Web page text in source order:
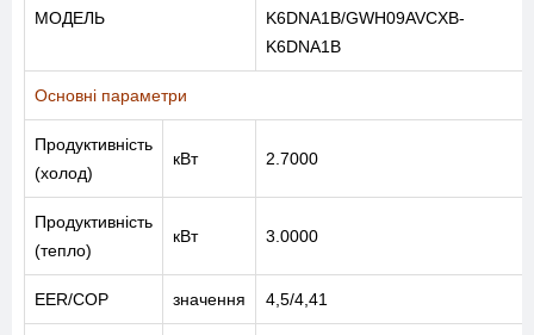
МОДЕЛЬ
K6DNA1B/GWH09AVCXB-
K6DNA1B
Основні параметри
Продуктивність
(холод)
кВт 2.7000
Продуктивність
(тепло)
кВт 3.0000
EER/COP значення 4,5/4,41